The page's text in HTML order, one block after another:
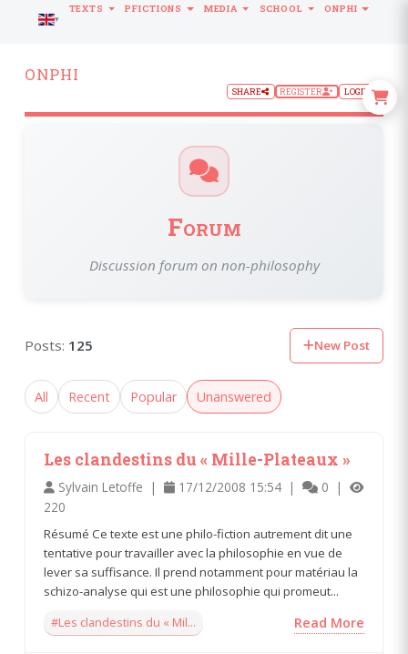
ONPHI
SHARE REGISTER LOGIN
Forum
Discussion forum on non-philosophy
Posts: 125 New Post
All Recent Popular Unanswered
Les clandestins du « Mille-Plateaux »
Sylvain Letoffe | 17/12/2008 15:54 |
0 |
220
Résumé Ce texte est une philo-fiction autrement dit une
tentative pour travailler avec la philosophie en vue de
lever sa suffisance. Il prend notamment pour matériau la
schizo-analyse qui est une philosophie qui promeut...
#Les clandestins du « Mil...
Read More
LANGUAGE
TEXTS PFICTIONS MEDIA SCHOOL ONPHI